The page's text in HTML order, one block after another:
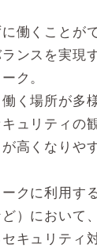
働くことが
ンスを実現
ク。
く場所が多
ュリティの
高くなりや
クに利用す
）において
キュリティ